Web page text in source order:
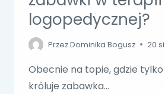
logopedycznej?
PrzezDominika Bogusz 20
Obecnie na topie, gdzie tylko
króluje zabawka…